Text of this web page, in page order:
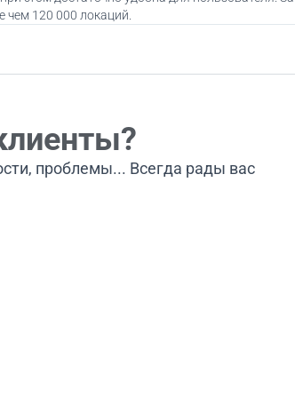
120 000 локаций.
проблемы... Всегда рады вас